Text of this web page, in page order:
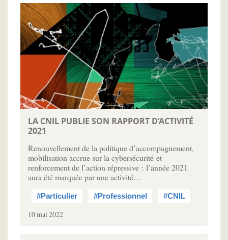
LA CNIL PUBLIE SON RAPPORT D’ACTIVITÉ
2021
Renouvellement de la politique d’accompagnement,
mobilisation accrue sur la cybersécurité et
renforcement de l’action répressive : l’année 2021
aura été marquée par une activité…
#Particulier #Professionnel #CNIL
10 mai 2022